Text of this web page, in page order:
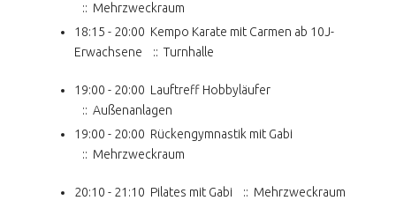
:: Mehrzweckraum
18:15 - 20:00 Kempo Karate mit Carmen ab 10J-
Erwachsene
:: Turnhalle
19:00 - 20:00 Lauftreff Hobbyläufer
:: Außenanlagen
19:00 - 20:00 Rückengymnastik mit Gabi
:: Mehrzweckraum
20:10 - 21:10 Pilates mit Gabi :: Mehrzweckraum